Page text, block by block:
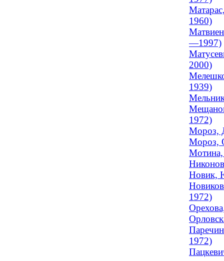
1960)
—1997)
2000)
1939)
1972)
Мороз,
Мороз,
Мотина,
Новик,
1972)
1972)